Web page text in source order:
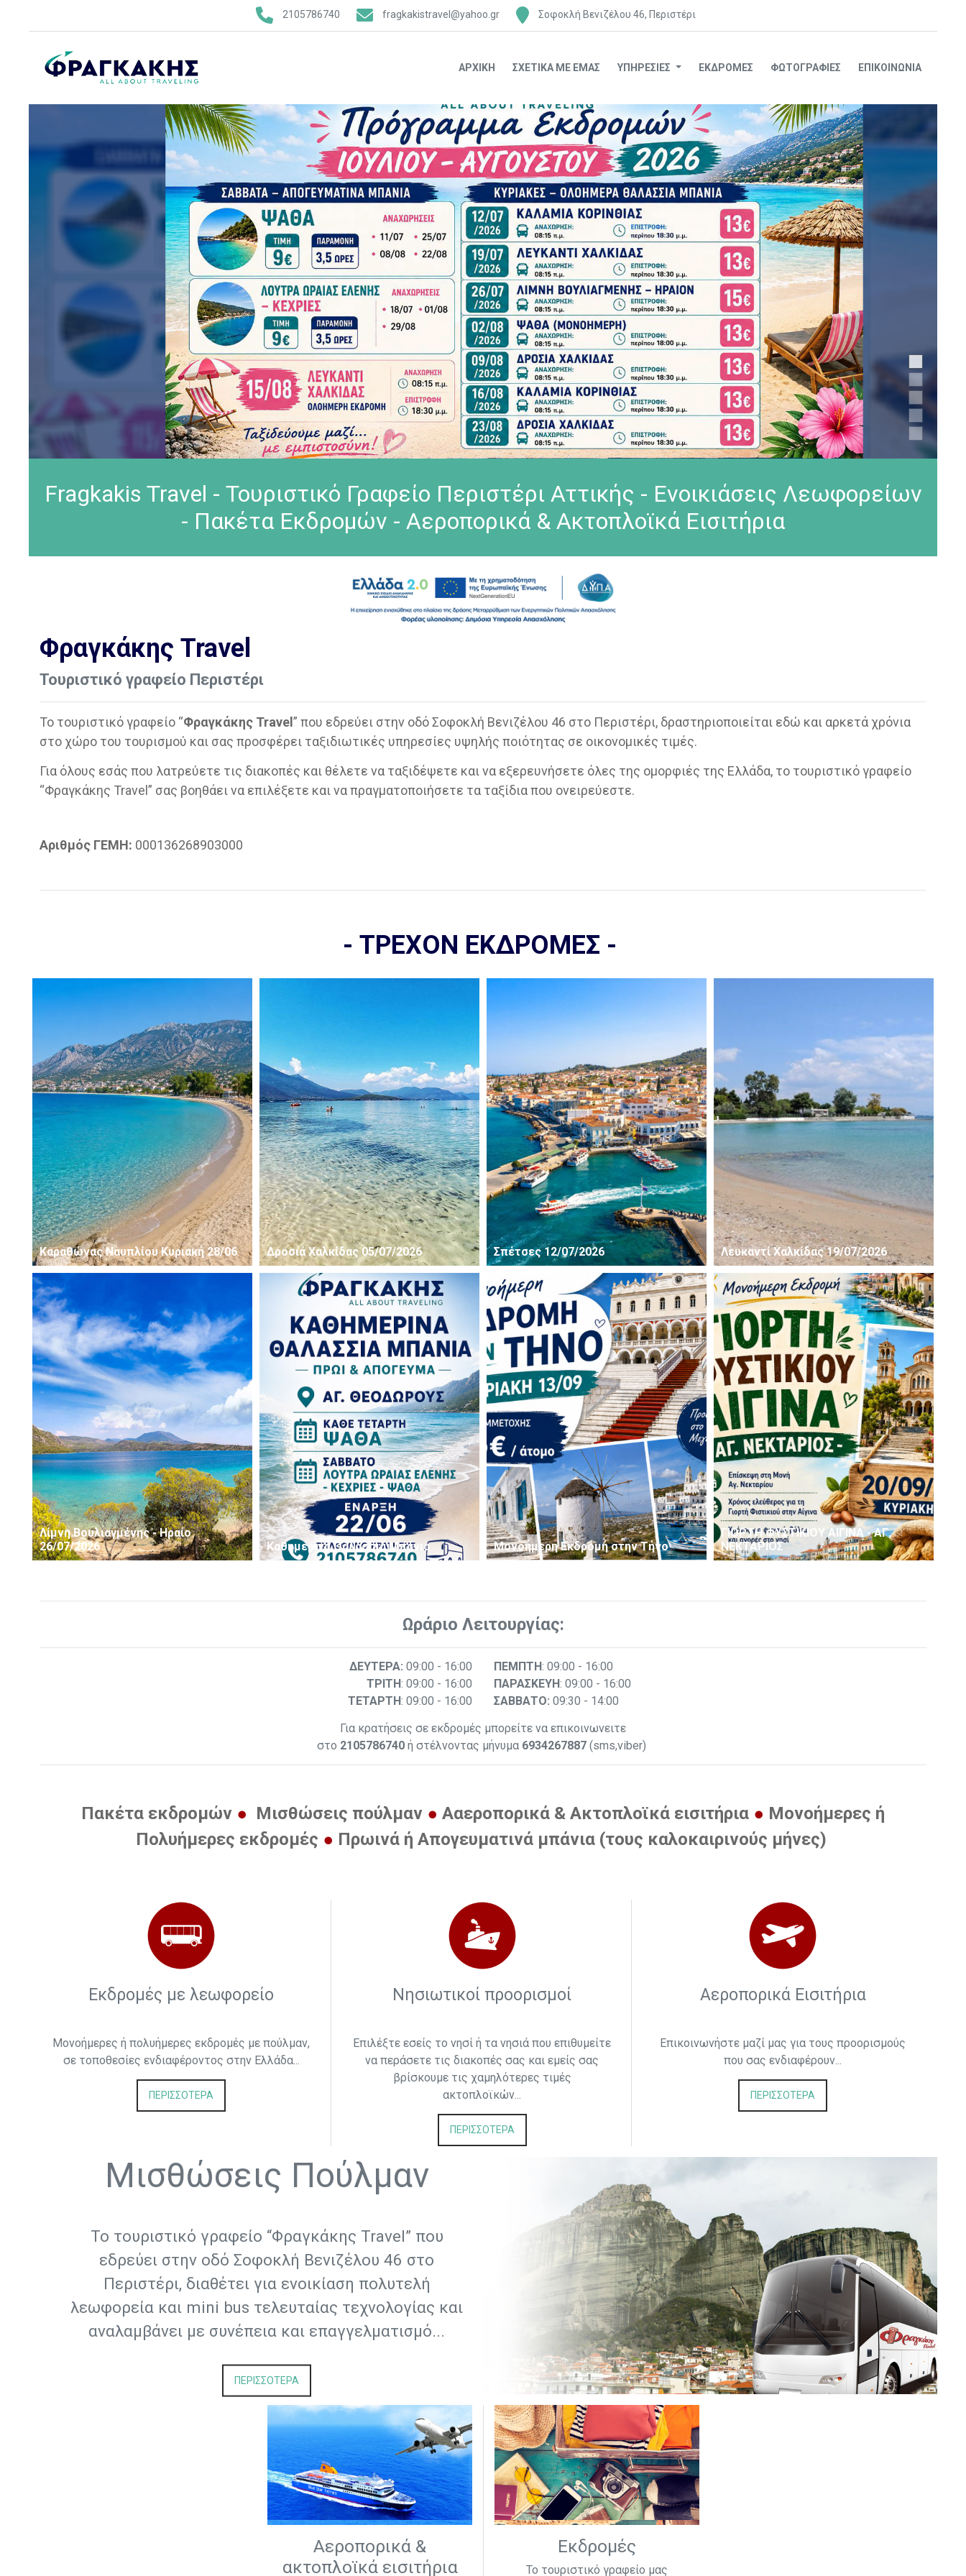
2105786740 fragkakistravel@yahoo.gr Σοφοκλή Βενιζέλου 46, Περιστέρι
ΑΡΧΙΚΉ ΣΧΕΤΙΚΆ ΜΕ ΕΜΆΣ ΥΠΗΡΕΣΊΕΣ ΕΚΔΡΟΜΈΣ ΦΩΤΟΓΡΑΦΊΕΣ ΕΠΙΚΟΙΝΩΝΊΑ
Fragkakis Travel - Τουριστικό Γραφείο Περιστέρι Αττικής - Ενοικιάσεις Λεωφορείων
- Πακέτα Εκδρομών - Αεροπορικά & Ακτοπλοϊκά Εισιτήρια
Φραγκάκης Travel
Τουριστικό γραφείο Περιστέρι
Το τουριστικό γραφείο “Φραγκάκης Travel ” που εδρεύει στην οδό Σοφοκλή Βενιζέλου 46 στο Περιστέρι, δραστηριοποιείται εδώ και αρκετά χρόνια
στο χώρο του τουρισμού και σας προσφέρει ταξιδιωτικές υπηρεσίες υψηλής ποιότητας σε οικονομικές τιμές.
Για όλους εσάς που λατρεύετε τις διακοπές και θέλετε να ταξιδέψετε και να εξερευνήσετε όλες της ομορφιές της Ελλάδα, το τουριστικό γραφείο
“Φραγκάκης Travel” σας βοηθάει να επιλέξετε και να πραγματοποιήσετε τα ταξίδια που ονειρεύεστε.
Αριθμός ΓΕΜΗ: 000136268903000
- ΤΡΕΧΟΝ ΕΚΔΡΟΜΕΣ -
Καραθώνας Ναυπλίου Κυριακή 28/06 Δροσιά Χαλκίδας 05/07/2026 Σπέτσες 12/07/2026 Λευκαντί Χαλκίδας 19/07/2026
Λίμνη Βουλιαγμένης - Ηραίο
26/07/2026
Καθημερινά Θαλάσσια Μπάνια Μονοήμερη Εκδρομή στην Τήνο
ΓΙΟΡΤΗ ΦΥΣΤΙΚΙΟΥ ΑΙΓΙΝΑ - ΑΓ.
ΝΕΚΤΑΡΙΟΣ
Ωράριο Λειτουργίας:
ΔΕΥΤΕΡΑ: 09:00 - 16:00
ΤΡΙΤΗ: 09:00 - 16:00
ΤΕΤΑΡΤΗ: 09:00 - 16:00
ΠΕΜΠΤΗ: 09:00 - 16:00
ΠΑΡΑΣΚΕΥΗ: 09:00 - 16:00
ΣΑΒΒΑΤΟ: 09:30 - 14:00
Για κρατήσεις σε εκδρομές μπορείτε να επικοινωνειτε
στο 2105786740 ή στέλνοντας μήνυμα 6934267887 (sms,viber)
Πακέτα εκδρομών Μισθώσεις πούλμαν Ααεροπορικά & Ακτοπλοϊκά εισιτήρια
Μονοήμερες ή
Πολυήμερες εκδρομές
Πρωινά ή Απογευματινά μπάνια (τους καλοκαιρινούς μήνες)
Εκδρομές με λεωφορείο
Μονοήμερες ή πολυήμερες εκδρομές με πούλμαν,
σε τοποθεσίες ενδιαφέροντος στην Ελλάδα...
ΠΕΡΙΣΣΟΤΕΡΑ
Νησιωτικοί προορισμοί
Επιλέξτε εσείς το νησί ή τα νησιά που επιθυμείτε
να περάσετε τις διακοπές σας και εμείς σας
βρίσκουμε τις χαμηλότερες τιμές
ακτοπλοϊκών...
ΠΕΡΙΣΣΟΤΕΡΑ
Αεροπορικά Εισιτήρια
Επικοινωνήστε μαζί μας για τους προορισμούς
που σας ενδιαφέρουν...
ΠΕΡΙΣΣΟΤΕΡΑ
Μισθώσεις Πούλμαν
Το τουριστικό γραφείο “Φραγκάκης Travel” που
εδρεύει στην οδό Σοφοκλή Βενιζέλου 46 στο
Περιστέρι, διαθέτει για ενοικίαση πολυτελή
λεωφορεία και mini bus τελευταίας τεχνολογίας και
αναλαμβάνει με συνέπεια και επαγγελματισμό...
ΠΕΡΙΣΣΟΤΕΡΑ
Αεροπορικά &
ακτοπλοϊκά εισιτήρια
Εκδρομές
Το τουριστικό γραφείο μας